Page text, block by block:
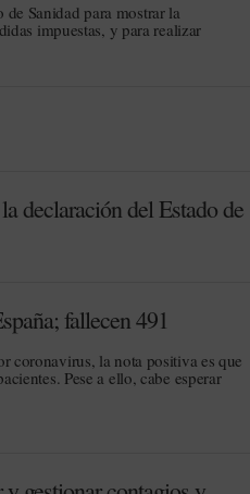
Sanidad para mostrar la
impuestas, y para realizar
declaración del Estado de
fallecen 491
coronavirus, la nota positiva es que
Pese a ello, cabe esperar